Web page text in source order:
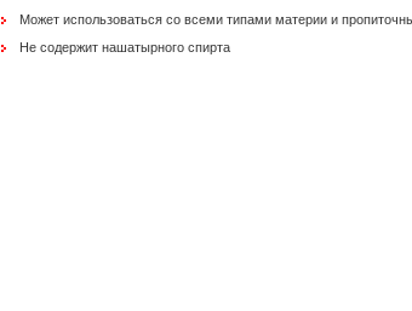
Может использоваться со всеми типами материи и
Не содержит нашатырного спирта